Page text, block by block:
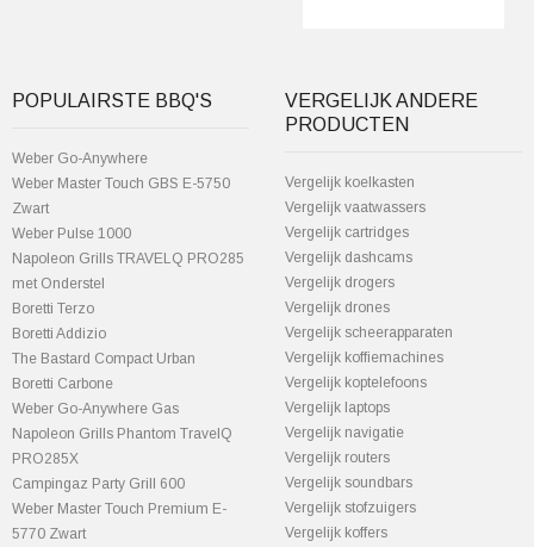
POPULAIRSTE BBQ'S
Weber Go-Anywhere
Weber Master Touch GBS E-5750
Zwart
Weber Pulse 1000
Napoleon Grills TRAVELQ PRO285
met Onderstel
Boretti Terzo
Boretti Addizio
The Bastard Compact Urban
Boretti Carbone
Weber Go-Anywhere Gas
Napoleon Grills Phantom TravelQ
PRO285X
Campingaz Party Grill 600
Weber Master Touch Premium E-
5770 Zwart
VERGELIJK ANDERE
PRODUCTEN
Vergelijk koelkasten
Vergelijk vaatwassers
Vergelijk cartridges
Vergelijk dashcams
Vergelijk drogers
Vergelijk drones
Vergelijk scheerapparaten
Vergelijk koffiemachines
Vergelijk koptelefoons
Vergelijk laptops
Vergelijk navigatie
Vergelijk routers
Vergelijk soundbars
Vergelijk stofzuigers
Vergelijk koffers